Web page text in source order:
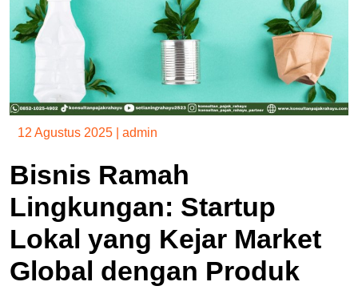
12 Agustus 2025 admin
Bisnis Ramah
Lingkungan: Startup
Lokal yang Kejar Market
Global dengan Produk